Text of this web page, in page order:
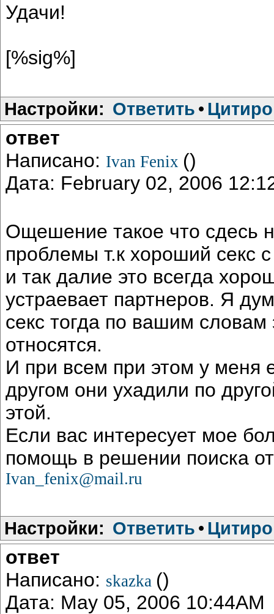
Удачи!
[%sig%]
Настройки: Ответить •
ответ
Написано: Ivan Fenix ()
Дата: February 02, 2006
Ощешение такое что сдесь
проблемы т.к хороший секс
и так далие это всегда
устраевает партнеров. Я
секс тогда по вашим
относятся.
И при всем при этом у меня
другом они ухадили по
этой.
Если вас интересует мое
помощь в решении поиска
Ivan_fenix@mail.ru
Настройки: Ответить •
ответ
Написано: skazka ()
Дата: May 05, 2006 10:44AM